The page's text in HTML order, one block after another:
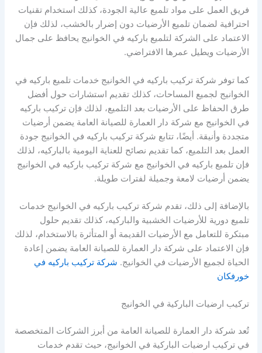
فريق العمل على مواد تلميع عالية الجودة، كذلك استخدام تقنيات
احترافية لضمان تلميع الأرضيات دون إضرار بالخشب، لذلك فإن
الاعتماد على الشركة لتلميع باركيه في الخوانيج يحافظ على جمال
الأرضيات ويطيل عمرها الافتراضي.
كما توفر شركة تركيب باركيه في الخوانيج خدمات تلميع باركيه في
الخوانيج لجميع المساحات، كذلك تقديم استشارات حول أفضل
طرق الحفاظ على الأرضيات بعد التلميع، لذلك فإن تركيب باركيه
في الخوانيج مع شركة دار العمارة للصيانة العامة يضمن أرضيات
متجددة وأنيقة. أيضًا، تتابع شركة تركيب باركيه في الخوانيج جودة
العمل بعد التلميع، كما تقديم نصائح للعناية اليومية بالباركيه، لذلك
فإن تلميع باركيه في الخوانيج مع شركة تركيب باركيه في الخوانيج
يضمن أرضيات لامعة وجميلة لفترات طويلة.
بالإضافة إلى ذلك، تقدم شركة تركيب باركيه في الخوانيج خدمات
تلميع دورية للأرضيات الخشبية والباركيه، كذلك تقديم حلول
مبتكرة للتعامل مع الأرضيات القديمة أو المتأثرة بالاستخدام، لذلك
فإن الاعتماد على شركة دار العمارة للصيانة العامة يضمن إعادة
الحياة لجميع الأرضيات في الخوانيج. شركة تركيب باركيه في
خورفكان
تركيب ارضيات الباركية في الخوانيج
تُعد شركة دار العمارة للصيانة العامة من أبرز الشركات المتخصصة
في تركيب ارضيات الباركية في الخوانيج، حيث تقدم خدمات